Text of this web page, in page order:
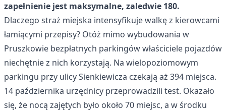
zapełnienie jest maksymalne, zaledwie 180.
Dlaczego straż miejska intensyfikuje walkę z kierowcami
łamiącymi przepisy? Otóż mimo wybudowania w
Pruszkowie bezpłatnych parkingów właściciele pojazdów
niechętnie z nich korzystają. Na wielopoziomowym
parkingu przy ulicy Sienkiewicza czekają aż 394 miejsca.
14 października urzędnicy przeprowadzili test. Okazało
się, że nocą zajętych było około 70 miejsc, a w środku